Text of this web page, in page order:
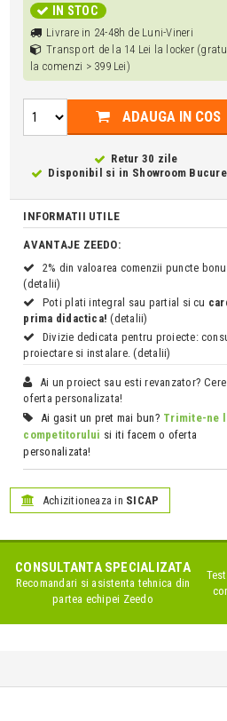
IN STOC
Livrare in 24-48h de Luni-Vineri
Transport de la 14 Lei la locker
la comenzi > 399 Lei)
ADAUGA IN COS
Retur 30 zile
Disponibil si in Showroom
INFORMATII UTILE
AVANTAJE ZEEDO:
2% din valoarea comenzii puncte
(detalii)
Poti plati integral sau partial si cu
prima didactica! (detalii)
Divizie dedicata pentru proiecte:
proiectare si instalare. (detalii)
Ai un proiect sau esti revanzator?
oferta personalizata!
Ai gasit un pret mai bun? Trimite-ne
competitorului si iti facem o oferta
personalizata!
Achizitioneaza in SICAP
CONSULTANTA SPECIALIZATA
Recomandari si asistenta tehnica din
partea echipei Zeedo